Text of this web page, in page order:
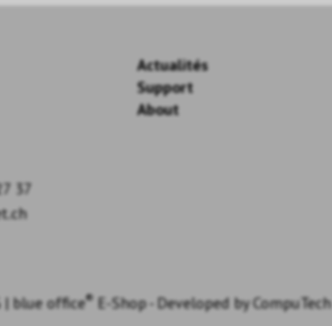
Actualités
Support
About
37
|blue office®E-Shop - Developed byCompuTech